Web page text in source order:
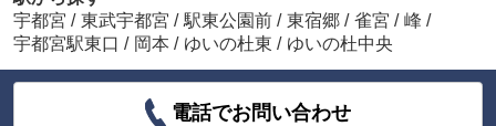
宇都宮 / 東武宇都宮 / 駅東公園前 / 東宿郷 / 雀宮 / 峰 /
宇都宮駅東口 / 岡本 / ゆいの杜東 / ゆいの杜中央
電話でお問い合わせ